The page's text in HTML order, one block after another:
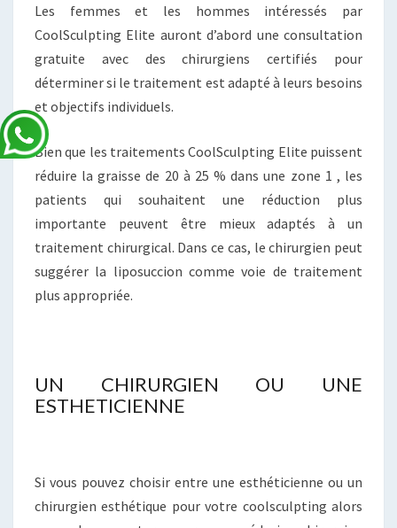
Les femmes et les hommes intéressés par
CoolSculpting Elite auront d’abord une consultation
gratuite avec des chirurgiens certifiés pour
déterminer si le traitement est adapté à leurs besoins
et objectifs individuels.
Bien que les traitements CoolSculpting Elite puissent
réduire la graisse de 20 à 25 % dans une zone 1 , les
patients qui souhaitent une réduction plus
importante peuvent être mieux adaptés à un
traitement chirurgical. Dans ce cas, le chirurgien peut
suggérer la liposuccion comme voie de traitement
plus appropriée.
UN CHIRURGIEN OU UNE
ESTHETICIENNE
Si vous pouvez choisir entre une esthéticienne ou un
chirurgien esthétique pour votre coolsculpting alors